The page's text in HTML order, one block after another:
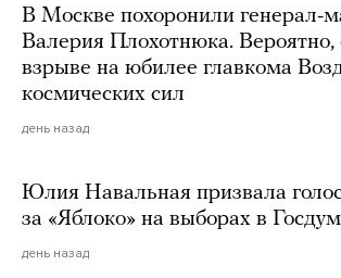
В Москве похоронили генерал-
Валерия Плохотнюка. Вероятно,
взрыве на юбилее главкома
космических сил
день назад
Юлия Навальная призвала
за «Яблоко» на выборах в
день назад